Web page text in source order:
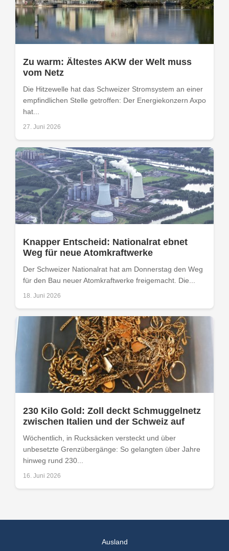
Zu warm: Ältestes AKW der Welt muss
vom Netz
Die Hitzewelle hat das Schweizer Stromsystem an einer
empfindlichen Stelle getroffen: Der Energiekonzern Axpo
hat...
27. Juni 2026
Knapper Entscheid: Nationalrat ebnet
Weg für neue Atomkraftwerke
Der Schweizer Nationalrat hat am Donnerstag den Weg
für den Bau neuer Atomkraftwerke freigemacht. Die...
18. Juni 2026
230 Kilo Gold: Zoll deckt Schmuggelnetz
zwischen Italien und der Schweiz auf
Wöchentlich, in Rucksäcken versteckt und über
unbesetzte Grenzübergänge: So gelangten über Jahre
hinweg rund 230...
16. Juni 2026
Ausland